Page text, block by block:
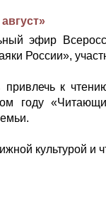
эфир
России»,
к
году
культурой и